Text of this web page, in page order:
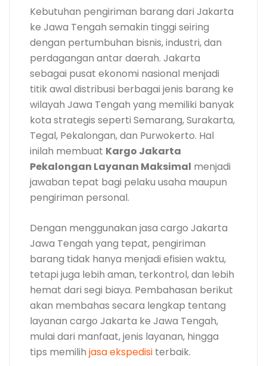
Kebutuhan pengiriman barang dari Jakarta
ke Jawa Tengah semakin tinggi seiring
dengan pertumbuhan bisnis, industri, dan
perdagangan antar daerah. Jakarta
sebagai pusat ekonomi nasional menjadi
titik awal distribusi berbagai jenis barang ke
wilayah Jawa Tengah yang memiliki banyak
kota strategis seperti Semarang, Surakarta,
Tegal, Pekalongan, dan Purwokerto. Hal
inilah membuat Kargo Jakarta
Pekalongan Layanan Maksimal menjadi
jawaban tepat bagi pelaku usaha maupun
pengiriman personal.
Dengan menggunakan jasa cargo Jakarta
Jawa Tengah yang tepat, pengiriman
barang tidak hanya menjadi efisien waktu,
tetapi juga lebih aman, terkontrol, dan lebih
hemat dari segi biaya. Pembahasan berikut
akan membahas secara lengkap tentang
layanan cargo Jakarta ke Jawa Tengah,
mulai dari manfaat, jenis layanan, hingga
tips memilih jasa ekspedisi terbaik.